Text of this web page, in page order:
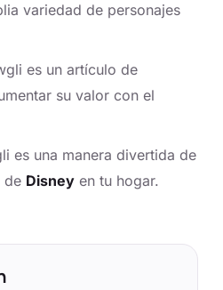
variedad de personajes
es un artículo de
su valor con el
es una manera divertida de
de Disney en tu hogar.